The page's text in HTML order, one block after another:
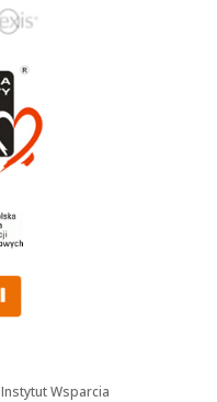
Instytut Wsparcia